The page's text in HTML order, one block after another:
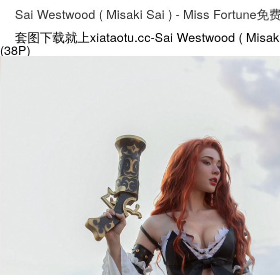
Sai Westwood ( Misaki Sai ) - Miss Fortune免
套图下载就上xiataotu.cc-Sai Westwood (
(38P)